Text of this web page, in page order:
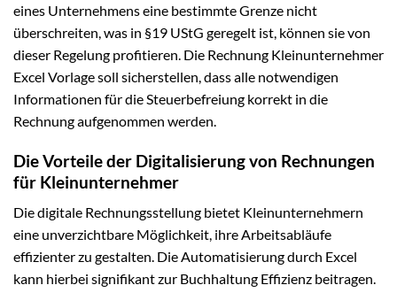
eines Unternehmens eine bestimmte Grenze nicht
überschreiten, was in §19 UStG geregelt ist, können sie von
dieser Regelung profitieren. Die Rechnung Kleinunternehmer
Excel Vorlage soll sicherstellen, dass alle notwendigen
Informationen für die Steuerbefreiung korrekt in die
Rechnung aufgenommen werden.
Die Vorteile der Digitalisierung von Rechnungen
für Kleinunternehmer
Die digitale Rechnungsstellung bietet Kleinunternehmern
eine unverzichtbare Möglichkeit, ihre Arbeitsabläufe
effizienter zu gestalten. Die Automatisierung durch Excel
kann hierbei signifikant zur Buchhaltung Effizienz beitragen.